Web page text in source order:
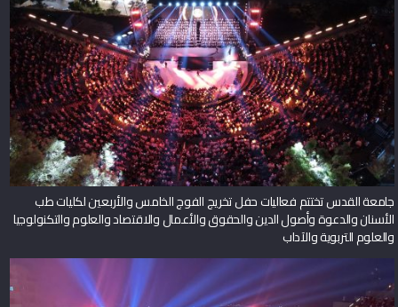
جامعة القدس تختتم فعاليات حفل تخريج الفوج الخامس والأربعين لكليات طب
الأسنان والدعوة وأصول الدين والحقوق والأعمال والاقتصاد والعلوم والتكنولوجيا
والعلوم التربوية والآداب